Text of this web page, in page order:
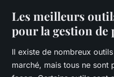
Les meilleurs
pour la gestion de
Il existe de nombreux
marché, mais tous ne sont